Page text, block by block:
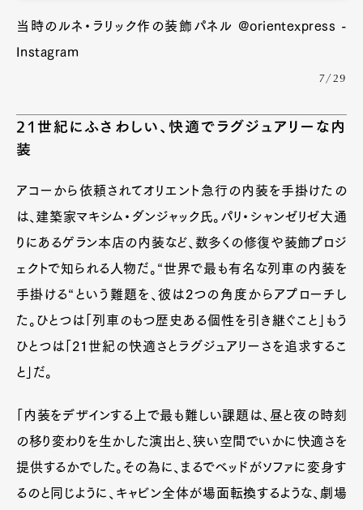
当時のルネ・ラリック作の装飾パネル @orientexpress -
Instagram
7/29
21世紀にふさわしい、快適でラグジュアリーな内
装
アコーから依頼されてオリエント急行の内装を手掛けたの
は、建築家マキシム・ダンジャック氏。パリ・シャンゼリゼ大通
りにあるゲラン本店の内装など、数多くの修復や装飾プロジ
ェクトで知られる人物だ。“世界で最も有名な列車の内装を
手掛ける“という難題を、彼は2つの角度からアプローチし
た。ひとつは「列車のもつ歴史ある個性を引き継ぐこと」もう
ひとつは「21世紀の快適さとラグジュアリーさを追求するこ
と」だ。
「内装をデザインする上で最も難しい課題は、昼と夜の時刻
の移り変わりを生かした演出と、狭い空間でいかに快適さを
提供するかでした。その為に、まるでベッドがソファに変身す
るのと同じように、キャビン全体が場面転換するような、劇場